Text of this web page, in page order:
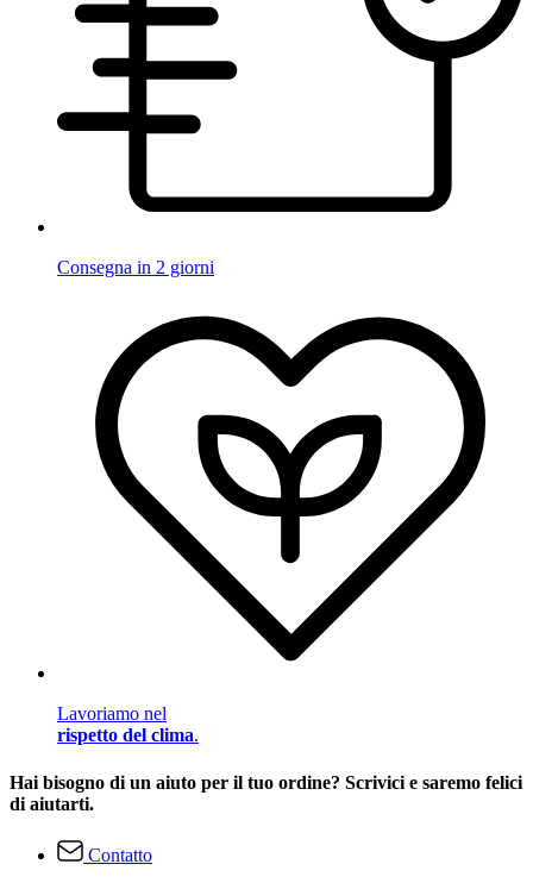
Consegna in 2 giorni
Lavoriamo nel
rispetto del clima.
Hai bisogno di un aiuto per il tuo ordine? Scrivici e saremo felici
di aiutarti.
Contatto